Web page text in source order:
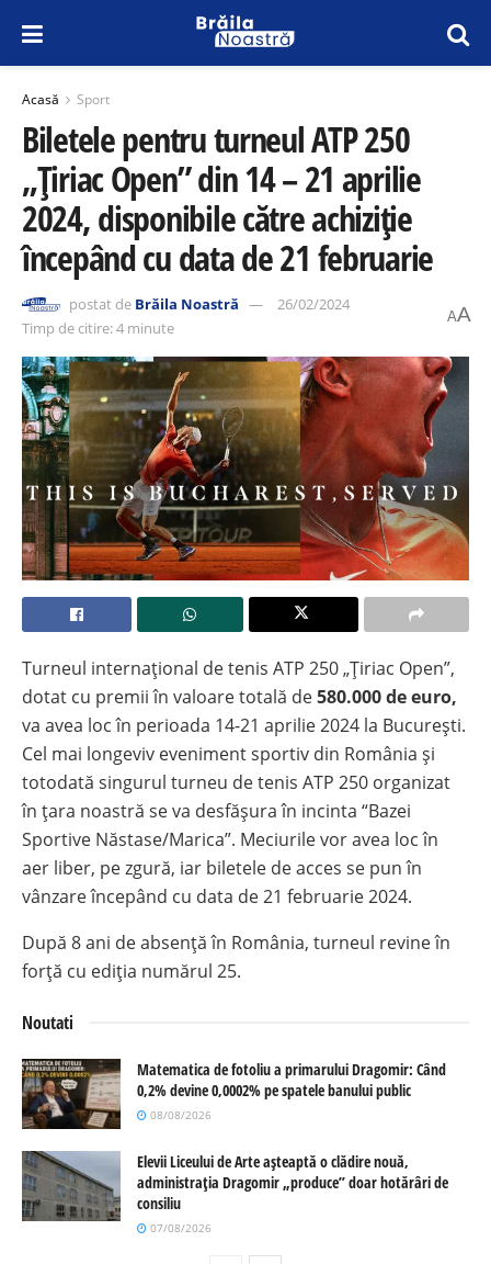
Acasă Sport
Biletele pentru turneul ATP 250
„Țiriac Open” din 14 – 21 aprilie
2024, disponibile către achiziție
începând cu data de 21 februarie
postat de Brăila Noastră
26/02/2024
Timp de citire: 4 minute
AA
Turneul internațional de tenis ATP 250 „Țiriac Open”,
dotat cu premii în valoare totală de580.000de euro,
va avea loc în perioada 14-21 aprilie 2024 la București.
Cel mai longeviv eveniment sportiv din România și
totodată singurul turneu de tenis ATP 250 organizat
în țara noastră se va desfășura în incinta “Bazei
Sportive Năstase/Marica”. Meciurile vor avea loc în
aer liber, pe zgură, iar biletele de acces se pun în
vânzare începând cu data de 21 februarie 2024.
După 8 ani de absență în România, turneul revine în
forță cu ediția numărul 25.
Noutati
Matematica de fotoliu a primarului Dragomir: Când
0,2% devine 0,0002% pe spatele banului public
08/08/2026
Elevii Liceului de Arte așteaptă o clădire nouă,
administrația Dragomir „produce” doar hotărâri de
consiliu
07/08/2026